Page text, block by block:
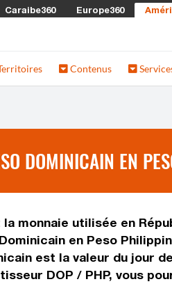
Caraibe360 Europe360
Contenus
DOMINICAIN EN
monnaie utilisée en
en Peso
est la valeur du jour
DOP / PHP, vous